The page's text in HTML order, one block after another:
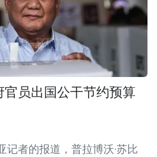
员出国公干节约预算
记者的报道，普拉博沃·苏比